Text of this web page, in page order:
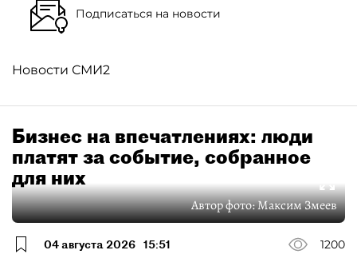
Подписаться на новости
Новости СМИ2
Бизнес на впечатлениях: люди
платят за событие, собранное
для них
Автор фото:Максим Змеев
04 августа 2026 15:51
1200